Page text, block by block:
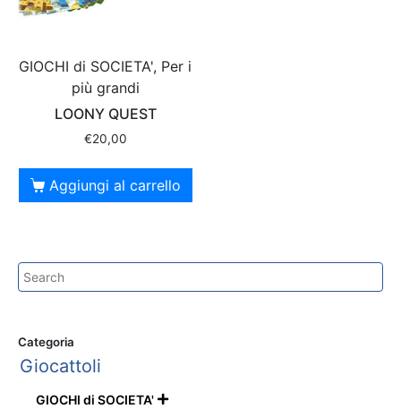
GIOCHI di SOCIETA', Per i
più grandi
LOONY QUEST
€20,00
Aggiungi al carrello
Categoria
Giocattoli
GIOCHI di SOCIETA' 